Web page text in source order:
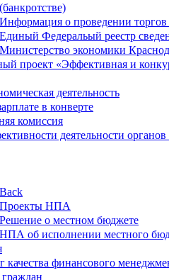
(банкротстве)
Информация о проведении
Единый Федеральый реестр
Министерство экономики
проект «Эффективная и
деятельность
в конверте
комиссия
деятельности
Back
Проекты НПА
Решение о местном бюджете
НПА об исполнении местного
качества финансового